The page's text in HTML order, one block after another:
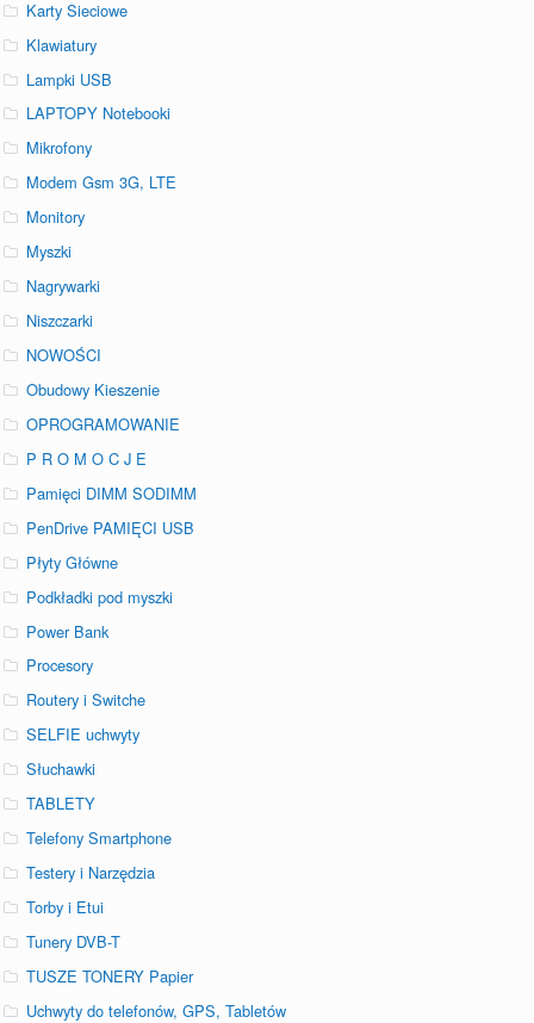
Karty Sieciowe
Klawiatury
Lampki USB
LAPTOPY Notebooki
Mikrofony
Modem Gsm 3G, LTE
Monitory
Myszki
Nagrywarki
Niszczarki
NOWOŚCI
Obudowy Kieszenie
OPROGRAMOWANIE
P R O M O C J E
Pamięci DIMM SODIMM
PenDrive PAMIĘCI USB
Płyty Główne
Podkładki pod myszki
Power Bank
Procesory
Routery i Switche
SELFIE uchwyty
Słuchawki
TABLETY
Telefony Smartphone
Testery i Narzędzia
Torby i Etui
Tunery DVB-T
TUSZE TONERY Papier
Uchwyty do telefonów, GPS, Tabletów